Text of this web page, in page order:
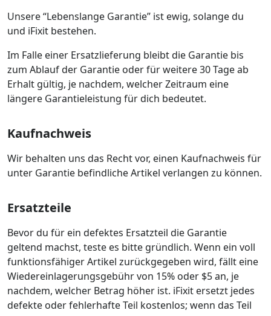
Unsere “Lebenslange Garantie” ist ewig, solange du
und iFixit bestehen.
Im Falle einer Ersatzlieferung bleibt die Garantie bis
zum Ablauf der Garantie oder für weitere 30 Tage ab
Erhalt gültig, je nachdem, welcher Zeitraum eine
längere Garantieleistung für dich bedeutet.
Kaufnachweis
Wir behalten uns das Recht vor, einen Kaufnachweis für
unter Garantie befindliche Artikel verlangen zu können.
Ersatzteile
Bevor du für ein defektes Ersatzteil die Garantie
geltend machst, teste es bitte gründlich. Wenn ein voll
funktionsfähiger Artikel zurückgegeben wird, fällt eine
Wiedereinlagerungsgebühr von 15% oder $5 an, je
nachdem, welcher Betrag höher ist. iFixit ersetzt jedes
defekte oder fehlerhafte Teil kostenlos; wenn das Teil